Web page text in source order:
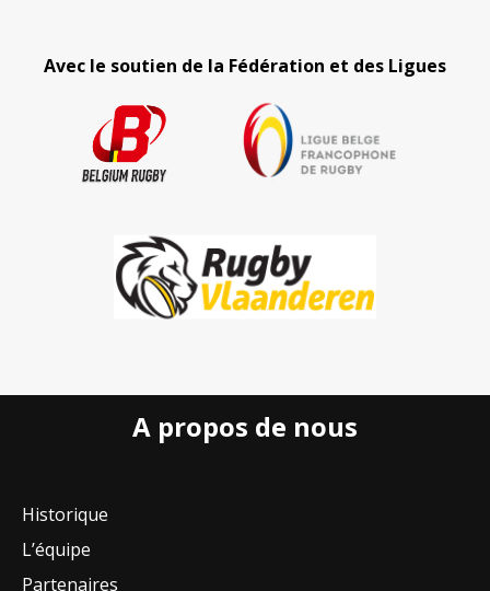
Avec le soutien de la Fédération et des Ligues
A propos de nous
Historique
L’équipe
Partenaires